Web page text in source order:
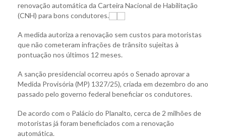
renovação automática da Carteira Nacional de Habilitação
(CNH) para bons condutores.
A medida autoriza a renovação sem custos para motoristas
que não cometeram infrações de trânsito sujeitas à
pontuação nos últimos 12 meses.
A sanção presidencial ocorreu após o Senado aprovar a
Medida Provisória (MP) 1327/25), criada em dezembro do ano
passado pelo governo federal beneficiar os condutores.
De acordo com o Palácio do Planalto, cerca de 2 milhões de
motoristas já foram beneficiados com a renovação
automática.